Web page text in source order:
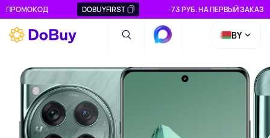
ПРОМОКОД DOBUYFIRST -73 РУБ. НА ПЕРВЫЙ ЗАКАЗ
BY